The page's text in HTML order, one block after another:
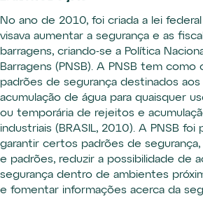
No ano de 2010, foi criada a lei
visava aumentar a segurança e as
barragens, criando-se a Política
Barragens (PNSB). A PNSB tem
padrões de segurança destinados
acumulação de água para quaisquer
ou temporária de rejeitos e
industriais (BRASIL, 2010). A PNSB foi
garantir certos padrões de
e padrões, reduzir a possibilidade de
segurança dentro de ambientes
e fomentar informações acerca da